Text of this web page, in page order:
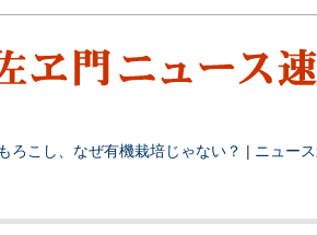
ろこし、なぜ有機栽培じゃない？ | ニュー